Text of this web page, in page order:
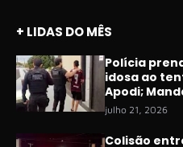
+ LIDAS DO MÊS
Polícia
idosa ao
Apodi;
julho 21, 2026
Colisão